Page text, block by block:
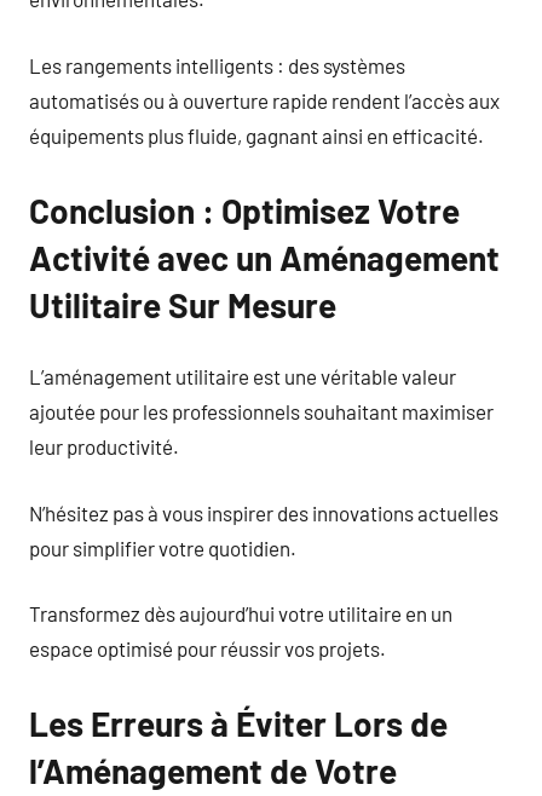
Les rangements intelligents : des systèmes
automatisés ou à ouverture rapide rendent l’accès aux
équipements plus fluide, gagnant ainsi en efficacité.
Conclusion : Optimisez Votre
Activité avec un Aménagement
Utilitaire Sur Mesure
L’aménagement utilitaire est une véritable valeur
ajoutée pour les professionnels souhaitant maximiser
leur productivité.
N’hésitez pas à vous inspirer des innovations actuelles
pour simplifier votre quotidien.
Transformez dès aujourd’hui votre utilitaire en un
espace optimisé pour réussir vos projets.
Les Erreurs à Éviter Lors de
l’Aménagement de Votre